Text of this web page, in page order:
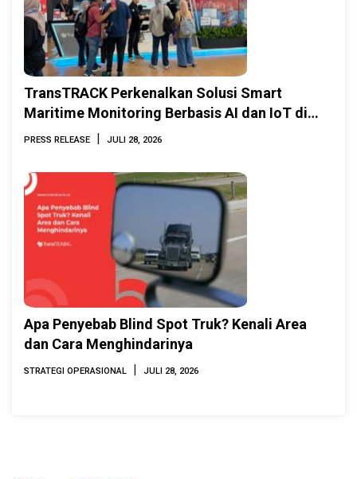
TransTRACK Perkenalkan Solusi Smart
Maritime Monitoring Berbasis AI dan IoT di
INAMARINE 2026
PRESS RELEASE | JULI 28, 2026
Apa Penyebab Blind Spot Truk? Kenali Area
dan Cara Menghindarinya
STRATEGI OPERASIONAL | JULI 28, 2026